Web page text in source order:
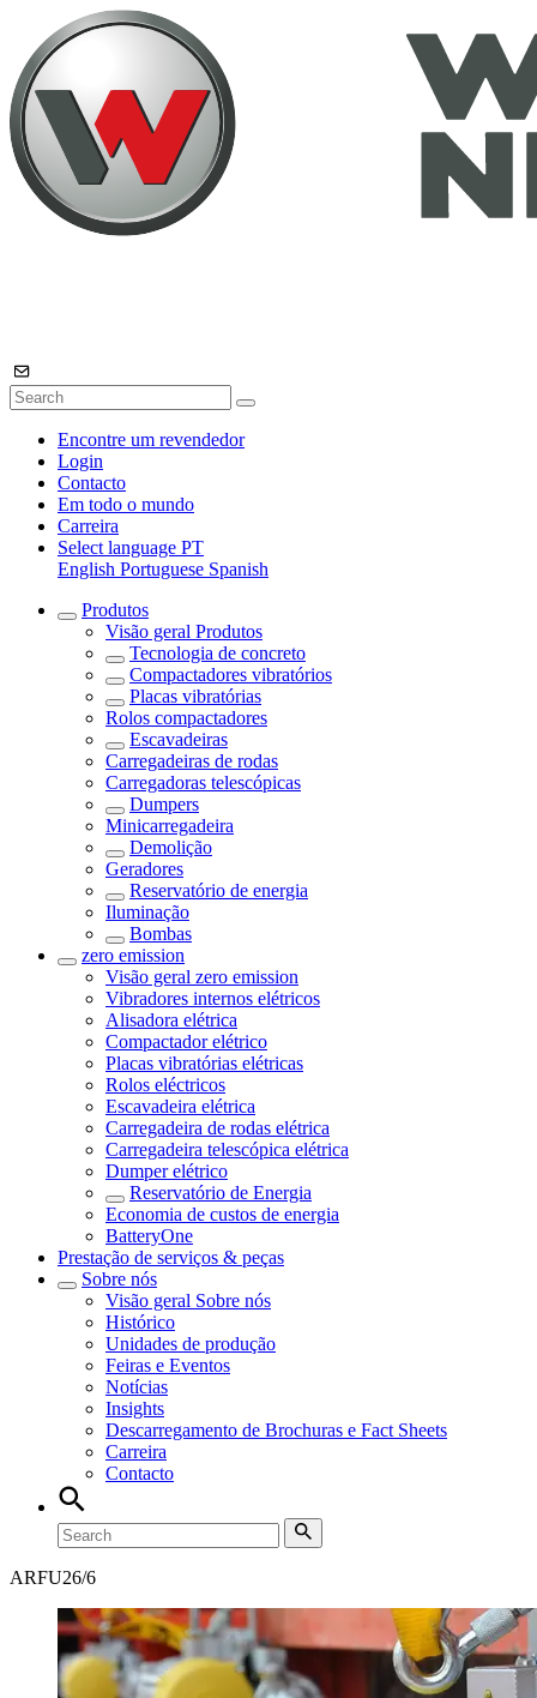
Encontre um revendedor
Login
Contacto
Em todo o mundo
Carreira
Select language PT
English Portuguese Spanish
Produtos
Visão geral Produtos
Tecnologia de concreto
Compactadores vibratórios
Placas vibratórias
Rolos compactadores
Escavadeiras
Carregadeiras de rodas
Carregadoras telescópicas
Dumpers
Minicarregadeira
Demolição
Geradores
Reservatório de energia
Iluminação
Bombas
zero emission
Visão geral zero emission
Vibradores internos elétricos
Alisadora elétrica
Compactador elétrico
Placas vibratórias elétricas
Rolos eléctricos
Escavadeira elétrica
Carregadeira de rodas elétrica
Carregadeira telescópica elétrica
Dumper elétrico
Reservatório de Energia
Economia de custos de energia
BatteryOne
Prestação de serviços & peças
Sobre nós
Visão geral Sobre nós
Histórico
Unidades de produção
Feiras e Eventos
Notícias
Insights
Descarregamento de Brochuras e Fact Sheets
Carreira
Contacto
ARFU26/6